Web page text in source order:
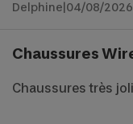
Delphine 04/08/2026
Chaussures
Chaussures très